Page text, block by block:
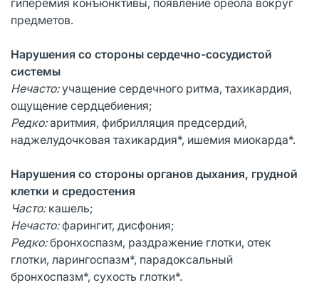
предметов.
Нарушения со стороны сердечно-сосудистой
системы
Нечасто:учащение сердечного ритма, тахикардия,
ощущение сердцебиения;
Редко:аритмия, фибрилляция предсердий,
наджелудочковая тахикардия*, ишемия миокарда*.
Нарушения со стороны органов дыхания, грудной
клетки и средостения
Часто: кашель;
Нечасто:фарингит, дисфония;
Редко:бронхоспазм, раздражение глотки, отек
глотки, ларингоспазм*, парадоксальный
бронхоспазм*, сухость глотки*.